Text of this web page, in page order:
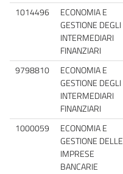
1014496
ECONOMIA E
GESTIONE DEGLI
INTERMEDIARI
FINANZIARI
9798810
ECONOMIA E
GESTIONE DEGLI
INTERMEDIARI
FINANZIARI
1000059
ECONOMIA E
GESTIONE DELLE
IMPRESE
BANCARIE